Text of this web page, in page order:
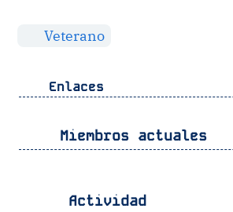
Veterano
Enlaces
Miembros actuales
Actividad